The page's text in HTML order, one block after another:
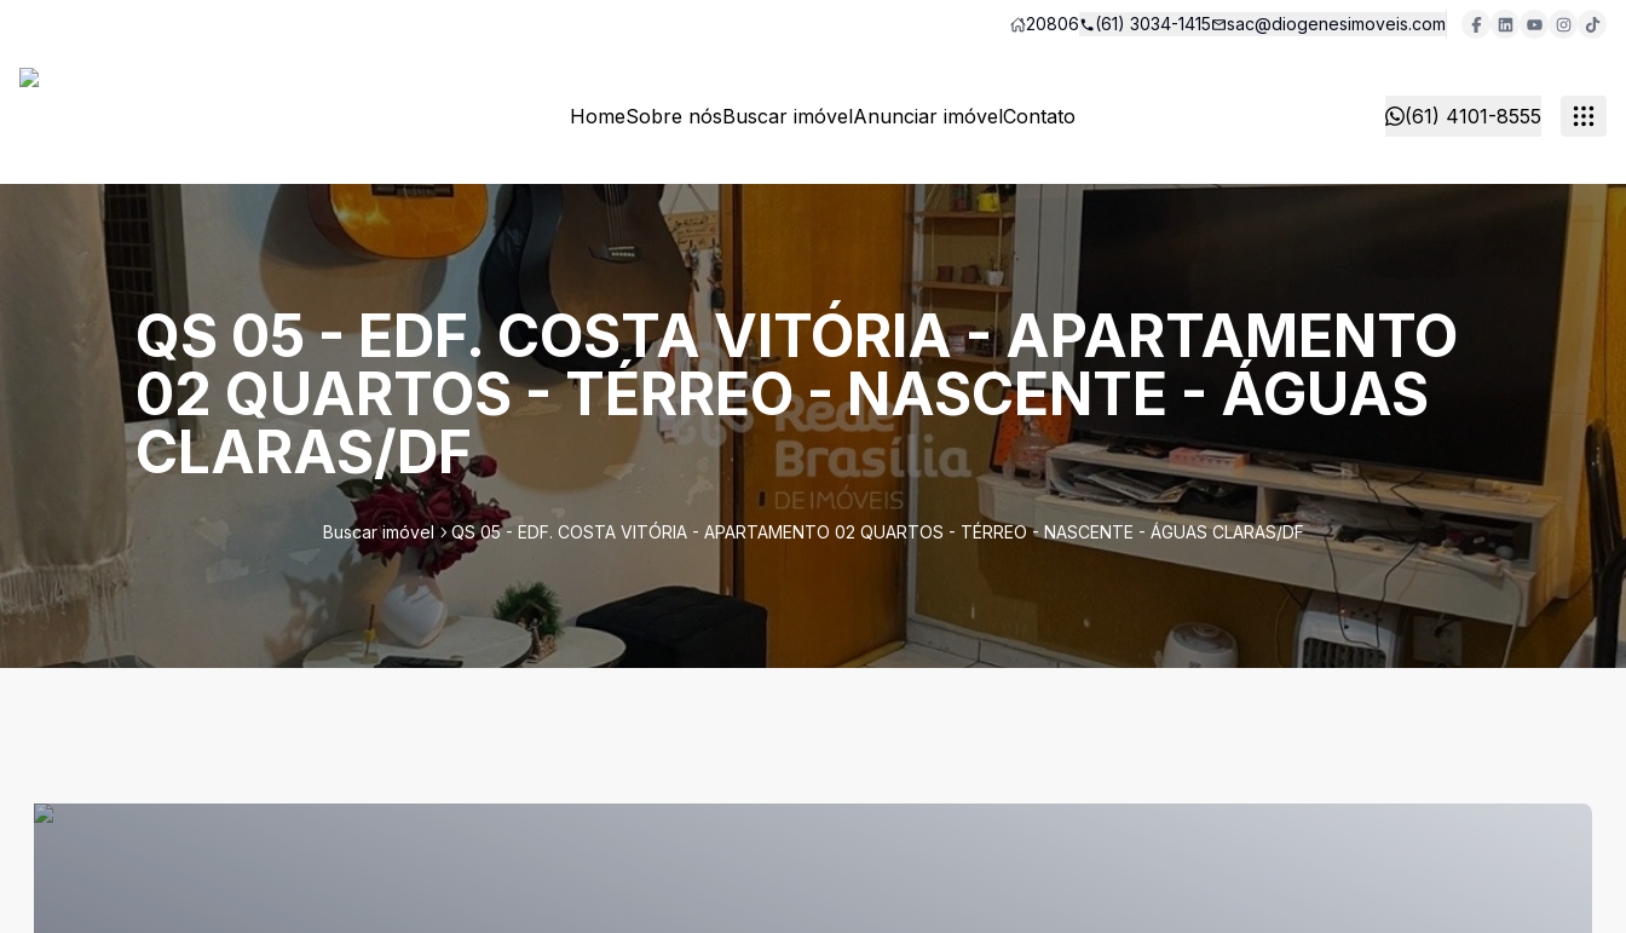
20806 (61) 3034-1415 sac@diogenesimoveis.com
HomeSobre nósBuscar imóvelAnunciar imóvelContato (61) 4101-8555
QS 05 - EDF. COSTA VITÓRIA - APARTAMENTO
02 QUARTOS - TÉRREO - NASCENTE - ÁGUAS
CLARAS/DF
Buscar imóvel QS 05 - EDF. COSTA VITÓRIA - APARTAMENTO 02 QUARTOS - TÉRREO - NASCENTE - ÁGUAS CLARAS/DF